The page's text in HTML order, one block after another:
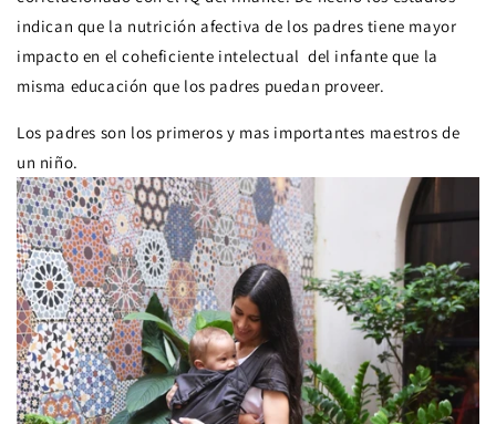
indican que la nutrición afectiva de los padres tiene mayor
impacto en el coheficiente intelectual del infante que la
misma educación que los padres puedan proveer.
Los padres son los primeros y mas importantes maestros de
un niño.